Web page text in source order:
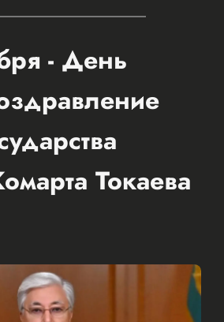
- День
Токаева